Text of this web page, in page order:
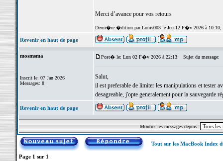
Merci d’avance pour vos retours
Derni�re �dition par Louis003 le Jeu 12 F�v 2026 à
Revenir en haut de page
mosmsma
Inscrit le: 07 Jan 2026
Messages: 8
Post� le: Lun 02 F�v 2026 à 22:13 Sujet du message:
Salut,
il est preferable de limiter les manipulations et tester
desagreable, j'opte generalement pour la sauvegarde
Revenir en haut de page
Montrer les messages depuis:
Tout sur les MacBook Index
Page 1 sur 1